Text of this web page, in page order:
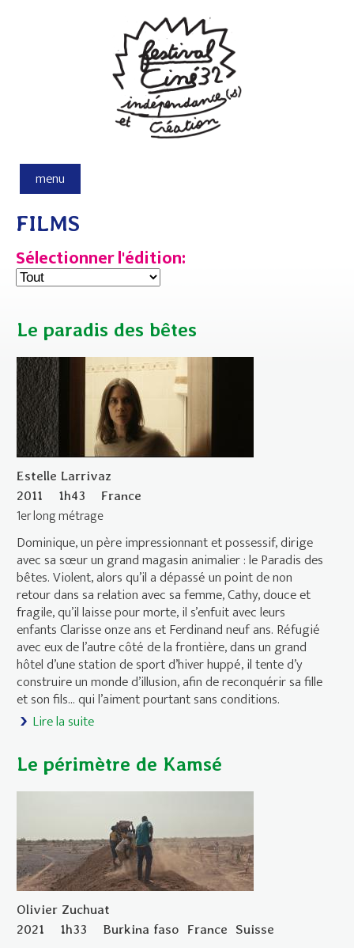
menu
FILMS
Sélectionner l'édition:
Le paradis des bêtes
Estelle Larrivaz
2011
1h43 France
1er long métrage
Dominique, un père impressionnant et possessif, dirige
avec sa sœur un grand magasin animalier : le Paradis des
bêtes. Violent, alors qu’il a dépassé un point de non
retour dans sa relation avec sa femme, Cathy, douce et
fragile, qu’il laisse pour morte, il s’enfuit avec leurs
enfants Clarisse onze ans et Ferdinand neuf ans. Réfugié
avec eux de l’autre côté de la frontière, dans un grand
hôtel d’une station de sport d’hiver huppé, il tente d’y
construire un monde d’illusion, afin de reconquérir sa fille
et son fils... qui l’aiment pourtant sans conditions.
Lire la suite
Le périmètre de Kamsé
Olivier Zuchuat
2021
1h33 Burkina faso France Suisse